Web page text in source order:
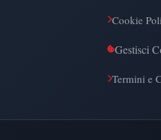
Cookie
Gestisci
Termini e